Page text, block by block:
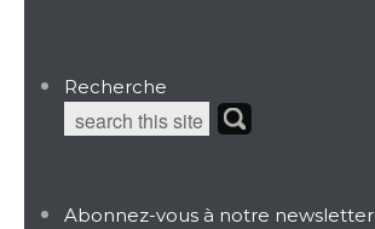
Recherche
Abonnez-vous à notre newsletter